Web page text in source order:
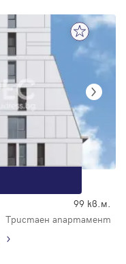
99 кв.м.
Тристаен апартамент